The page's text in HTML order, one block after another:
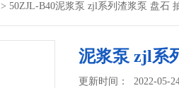
> 50ZJL-B40泥浆泵 zjl系列渣浆泵 盘石
泥浆泵 zjl系
更新时间： 2022-05-